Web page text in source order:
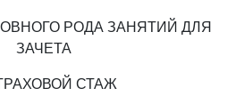
РОДА ЗАНЯТИЙ ДЛЯ
ЗАЧЕТА
СТАЖ